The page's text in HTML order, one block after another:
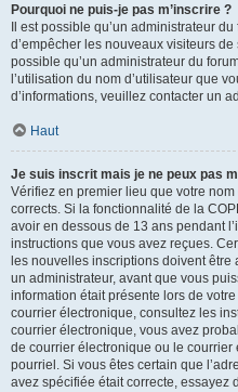
Pourquoi ne puis-je pas m’inscrire ?
Il est possible qu’un administrateur
d’empêcher les nouveaux visiteurs
possible qu’un administrateur du
l’utilisation du nom d’utilisateur que
d’informations, veuillez contacter un
Haut
Je suis inscrit mais je ne peux pas
Vérifiez en premier lieu que votre
corrects. Si la fonctionnalité de la
avoir en dessous de 13 ans pendant
instructions que vous avez reçues.
les nouvelles inscriptions doivent
un administrateur, avant que vous
information était présente lors de
courrier électronique, consultez les
courrier électronique, vous avez
de courrier électronique ou le courrier
pourriel. Si vous êtes certain que
avez spécifiée était correcte, essayez